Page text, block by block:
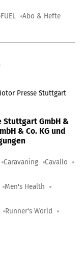
FUEL Abo & Hefte
Presse Stuttgart
Stuttgart GmbH &
& Co. KG und
Caravaning Cavallo
Men's Health
Runner's World